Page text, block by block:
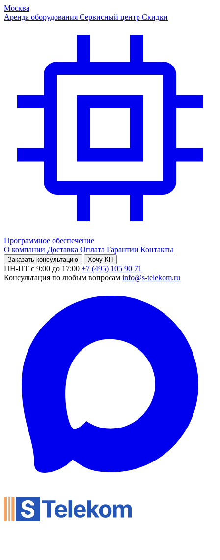
Москва
Аренда оборудования Сервисный центр Скидки
Программное обеспечение
О компании Доставка Оплата Гарантии Контакты
Заказать консультацию Хочу КП
ПН-ПТ с 9:00 до 17:00 +7 (495) 105 90 71
Консультация по любым вопросам info@s-telekom.ru